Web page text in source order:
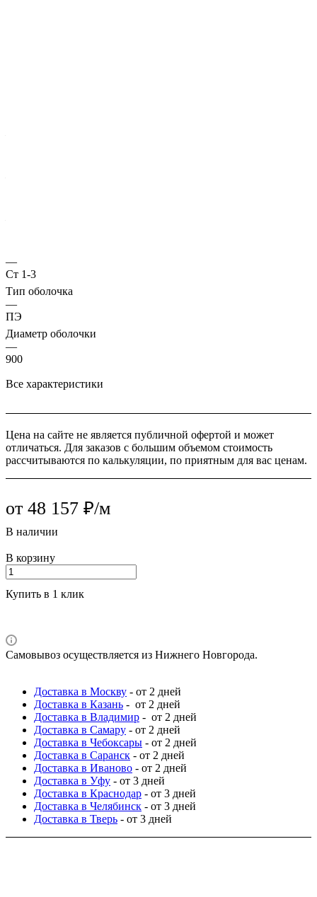
—
Ст 1-3
Тип оболочка
—
ПЭ
Диаметр оболочки
—
900
Все характеристики
Цена на сайте не является публичной офертой и может
отличаться. Для заказов с большим объемом стоимость
рассчитываются по калькуляции, по приятным для вас ценам.
от 48 157 ₽/м
В наличии
В корзину
Купить в 1 клик
Самовывоз осуществляется из Нижнего Новгорода.
Доставка в Москву - от 2 дней
Доставка в Казань - от 2 дней
Доставка в Владимир - от 2 дней
Доставка в Самару - от 2 дней
Доставка в Чебоксары - от 2 дней
Доставка в Саранск - от 2 дней
Доставка в Иваново - от 2 дней
Доставка в Уфу - от 3 дней
Доставка в Краснодар - от 3 дней
Доставка в Челябинск - от 3 дней
Доставка в Тверь - от 3 дней